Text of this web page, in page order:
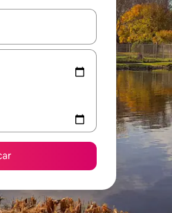
disponibles, podrás navegar usando las